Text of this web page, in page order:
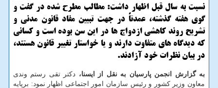
نسبت به سال قبل اظهار داشت: مطالب مطرح شده در گفت و
گوی هفته گذشته، عمدتاً در جهت تبیین مفاد قانون مدنی و
تشریح روند کاهشی ازدواج ها در این سن بوده است و کسانی
که دیدگاه های متفاوت دارند و یا خواستار تغییر قانون هستند،
در بیان نظرات خود آزادند.
به گزارش انجمن پارسیان به نقل از ایسنا، دکتر تقی رستم وندی
معاون وزیر کشور و رئیس سازمان امور اجتماعی اظهار نمود: برپایه